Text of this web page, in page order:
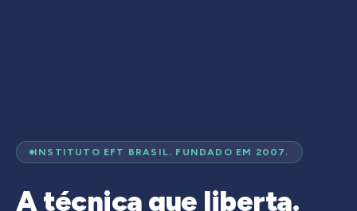
INSTITUTO EFT BRASIL. FUNDADO EM 2007.
A técnica que liberta.